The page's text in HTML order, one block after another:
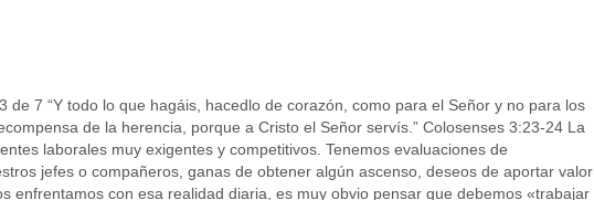
de 7 “Y todo lo que hagáis, hacedlo de corazón, como para el Señor y no para los
de la herencia, porque a Cristo el Señor servís.” Colosenses 3:23-24 La
laborales muy exigentes y competitivos. Tenemos evaluaciones de
jefes o compañeros, ganas de obtener algún ascenso, deseos de aportar valor
enfrentamos con esa realidad diaria, es muy obvio pensar que debemos «trabajar